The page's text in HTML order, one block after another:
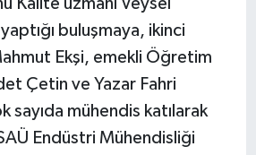
Kalite uzmanı Veysel
buluşmaya, ikinci
Ekşi, emekli Öğretim
Çetin ve Yazar Fahri
sayıda mühendis katılarak
Endüstri Mühendisliği